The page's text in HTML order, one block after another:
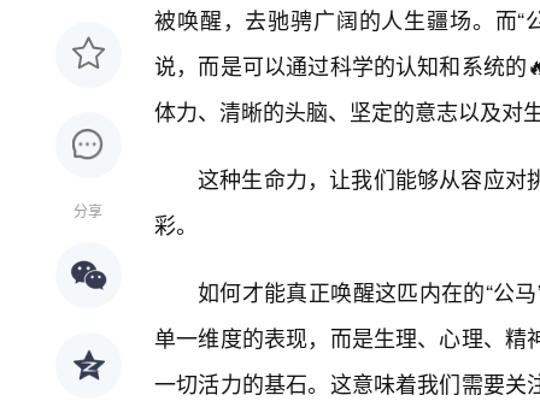
分享
被唤醒，去驰骋广阔的人生疆场。而
说，而是可以通过科学的认知和系统
体力、清晰的头脑、坚定的意志以及对
这种生命力，让我们能够从容应对
彩。
如何才能真正唤醒这匹内在的“公
单一维度的表现，而是生理、心理、
一切活力的基石。这意味着我们需要